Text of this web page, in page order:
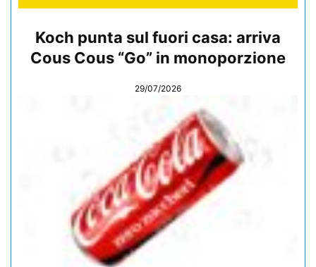
Koch punta sul fuori casa: arriva
Cous Cous “Go” in monoporzione
29/07/2026